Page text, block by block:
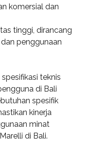
komersial dan
tinggi, dirancang
penggunaan
teknis
di Bali
spesifik
kinerja
minat
di Bali.